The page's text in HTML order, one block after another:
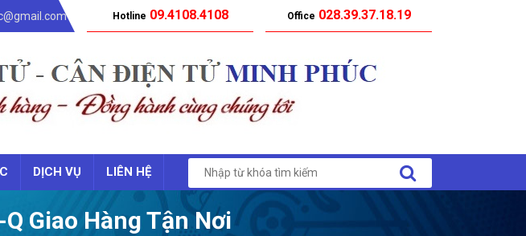
Hotline 09.4108.4108 Office 028.39.37.18.19
DỊCH VỤ LIÊN HỆ
Giao Hàng Tận Nơi